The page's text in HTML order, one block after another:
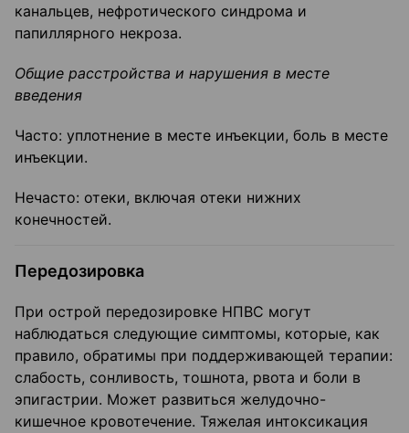
канальцев, нефротического синдрома и
папиллярного некроза.
Общие расстройства и нарушения в месте
введения
Часто: уплотнение в месте инъекции, боль в месте
инъекции.
Нечасто: отеки, включая отеки нижних
конечностей.
Передозировка
При острой передозировке НПВС могут
наблюдаться следующие симптомы, которые, как
правило, обратимы при поддерживающей терапии:
слабость, сонливость, тошнота, рвота и боли в
эпигастрии. Может развиться желудочно-
кишечное кровотечение. Тяжелая интоксикация